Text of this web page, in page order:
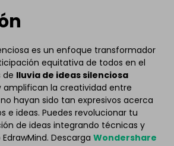
es un enfoque transformador
equitativa de todos en el
de lluvia de ideas silenciosa
amplifican la creatividad entre
hayan sido tan expresivos acerca
e ideas. Puedes revolucionar tu
de ideas integrando técnicas y
Descarga Wondershare